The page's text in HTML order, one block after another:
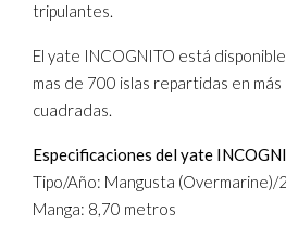
tripulantes.
El yate INCOGNITO está
mas de 700 islas repartidas en
cuadradas.
Especificaciones del yate
Tipo/Año: Mangusta
Manga: 8,70 metros